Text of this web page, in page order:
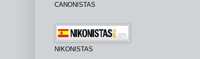
CANONISTAS
NIKONISTAS